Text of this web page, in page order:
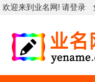
欢迎来到业名网! 请登录